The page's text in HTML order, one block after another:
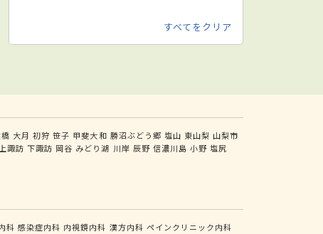
すべてをクリア
大月 初狩 笹子 甲斐大和 勝沼ぶどう郷 塩山 東山梨 山梨市
上諏訪 下諏訪 岡谷 みどり湖 川岸 辰野 信濃川島 小野 塩尻
科 感染症内科 内視鏡内科 漢方内科 ペインクリニック内科